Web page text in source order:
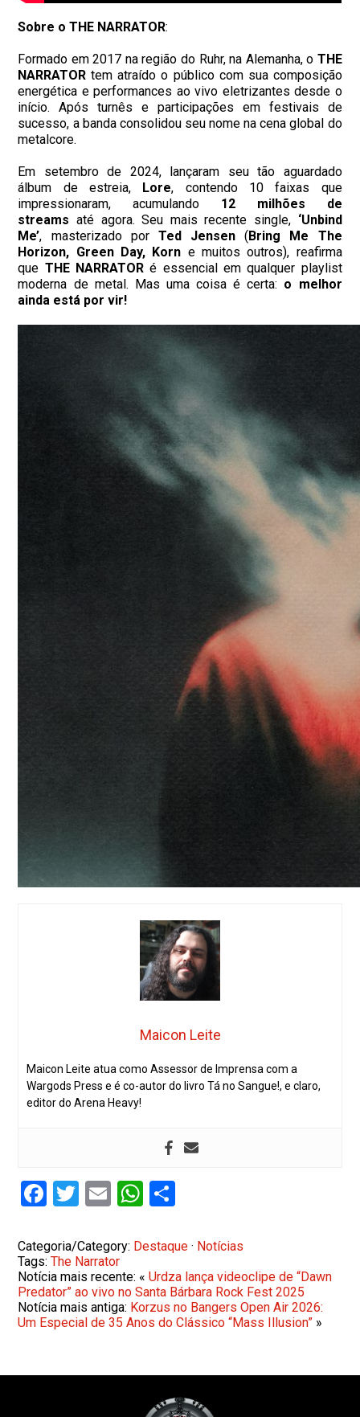
Sobre o THE NARRATOR:
Formado em 2017 na região do Ruhr, na Alemanha, o THE
NARRATOR tem atraído o público com sua composição
energética e performances ao vivo eletrizantes desde o
início. Após turnês e participações em festivais de
sucesso, a banda consolidou seu nome na cena global do
metalcore.
Em setembro de 2024, lançaram seu tão aguardado
álbum de estreia, Lore, contendo 10 faixas que
impressionaram, acumulando 12 milhões de
streams até agora. Seu mais recente single, ‘Unbind
Me’, masterizado por Ted Jensen (Bring Me The
Horizon, Green Day, Korn e muitos outros), reafirma
que THE NARRATOR é essencial em qualquer playlist
moderna de metal. Mas uma coisa é certa: o melhor
ainda está por vir!
Maicon Leite
Maicon Leite atua como Assessor de Imprensa com a
Wargods Press e é co-autor do livro Tá no Sangue!, e claro,
editor do Arena Heavy!
Facebook
Twitter
EmailWhatsApp
Categoria/Category: Destaque · Notícias
Tags:The Narrator
Notícia mais recente: «Urdza lança videoclipe de “Dawn
Predator” ao vivo no Santa Bárbara Rock Fest 2025
Notícia mais antiga: Korzus no Bangers Open Air 2026:
Um Especial de 35 Anos do Clássico “Mass Illusion” »